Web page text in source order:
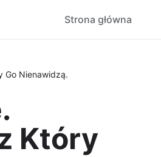
Strona główna
Go Nienawidzą.
Który